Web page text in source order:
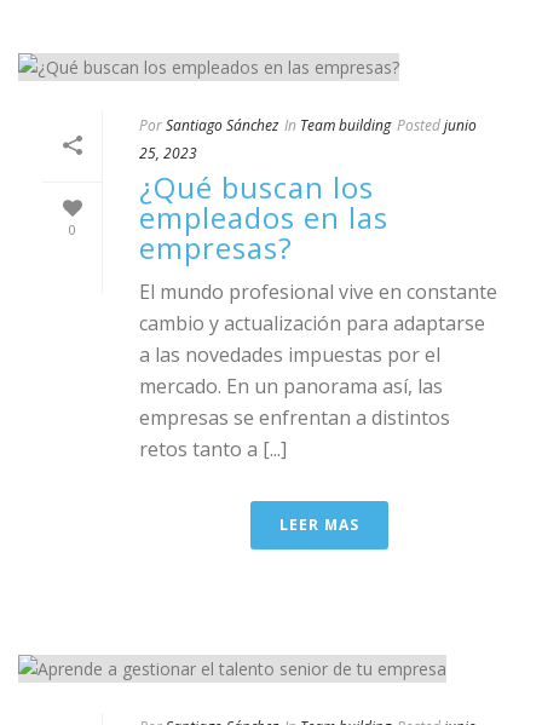
0
PorSantiago Sánchez In Team building Postedjunio
25, 2023
¿Qué buscan los
empleados en las
empresas?
El mundo profesional vive en constante
cambio y actualización para adaptarse
a las novedades impuestas por el
mercado. En un panorama así, las
empresas se enfrentan a distintos
retos tanto a [...]
LEER MAS